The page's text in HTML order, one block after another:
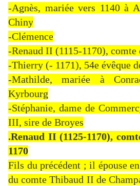
-Agnès, mariée vers 1140 à
Chiny
-Clémence
-Renaud II (1115-1170), comte
-Thierry (- 1171), 54e évêque
-Mathilde, mariée à
Kyrbourg
-Stéphanie, dame de
III, sire de Broyes
.Renaud II (1125-1170),
1170
Fils du précédent ; il épouse
du comte Thibaud II de